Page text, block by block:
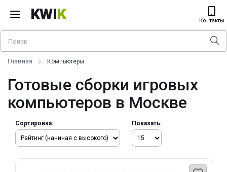
KWIK Контакты
Главная Компьютеры
Готовые сборки игровых
компьютеров в Москве
Сортировка: Показать: